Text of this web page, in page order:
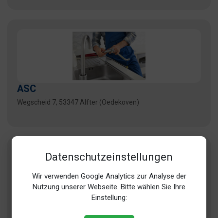
Datenschutzeinstellungen
Wir verwenden Google Analytics zur Analyse der
Nutzung unserer Webseite. Bitte wählen Sie Ihre
Einstellung:
ASC
Wegscheid 7, 53347 Alfter (Oedekoven)